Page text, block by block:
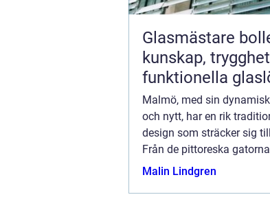
Glasmästare
kunskap,
funktionella
Malmö, med sin
och nytt, har en rik
design som sträcker sig
Från de pittoreska
till de moderna
Malin Lindgren